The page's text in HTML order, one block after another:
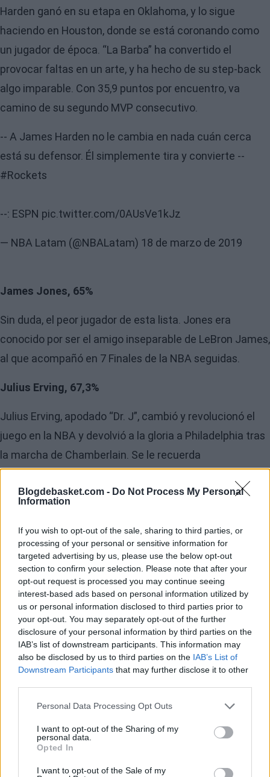
Blogdebasket.com - Do Not Process My Personal
Information
If you wish to opt-out of the sale, sharing to third parties, or
processing of your personal or sensitive information for
targeted advertising by us, please use the below opt-out
section to confirm your selection. Please note that after your
opt-out request is processed you may continue seeing
interest-based ads based on personal information utilized by
us or personal information disclosed to third parties prior to
your opt-out. You may separately opt-out of the further
disclosure of your personal information by third parties on the
IAB’s list of downstream participants. This information may
also be disclosed by us to third parties on the IAB’s List of
Downstream Participants that may further disclose it to other
Personal Data Processing Opt Outs
I want to opt-out of the Sharing of my
personal data.
Opted In
I want to opt-out of the Sale of my
Harden ganó en su etapa en Oklahoma, y lo sigue
haciendo en Houston, donde se está coronando como
un jugador de época. “La Barba” ha convertido el
provocar faltas en un arte, y ha hecho de su step-back
algo imparable. Con 35,9 puntos por encuentro, va
camino de su segundo MVP consecutivo.
-- A James Harden no le cambia en nada cuán cerca
está su defensor. Él simplemente tira y convierte --
#Rockets
--: ESPN pic.twitter.com/0AUsVe1kJz
— NBA Latam (@NBALatam) 18 de marzo de 2019
James Jones, 65%
Sin duda, el peor jugador de esta lista. Jones era
conocido por ser el amigo inseparable de LeBron James,
al que acompañó en 7 Finales de la NBA seguidas.
Julius Erving, 67,3%
Julius Erving, apodado “Dr. J”, cambió y revolucionó el
juego en la NBA y devolvió a la gloria a Philadelphia tras
la marcha de Chamberlain. Se le recuerda
especialmente su famoso mate con el balón agarrado a
una mano.
the Lakers in 1983.pic.twitter.com/huvpxcmV4g
— PhilaSportsVids (@PhilaSportsVids)7 de marzo de
2019
Karl Malone, 68,8%
“El Cartero” no dejó de repartir victorias en Utah durante
toda su carrera. Junto con John Stockton, formó una de
las mejores parejas de la historia. Pese a ser el 2º
máximo anotador de siempre en la NBA, no ganó ningún
anillo durante sus 19 temporadas.
Patty Mills, 69,2%